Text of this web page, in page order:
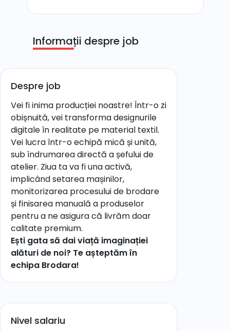
Informații despre job
Despre job
Vei fi inima producției noastre! Într-o zi
obișnuită, vei transforma designurile
digitale în realitate pe material textil.
Vei lucra într-o echipă mică și unită,
sub îndrumarea directă a șefului de
atelier. Ziua ta va fi una activă,
implicând setarea mașinilor,
monitorizarea procesului de brodare
și finisarea manuală a produselor
pentru a ne asigura că livrăm doar
calitate premium.
Ești gata să dai viață imaginației
alături de noi? Te așteptăm în
echipa Brodara!
Nivel salariu